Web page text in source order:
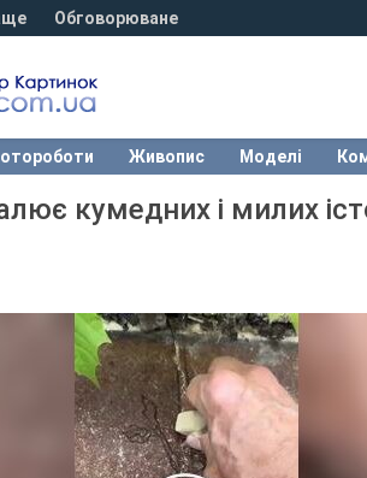
Обговорюване
Живопис Моделі
кумедних і милих